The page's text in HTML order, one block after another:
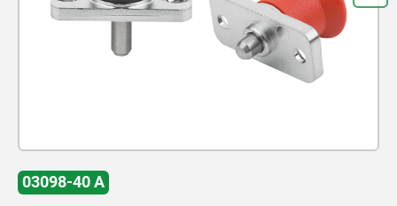
03098-40 A